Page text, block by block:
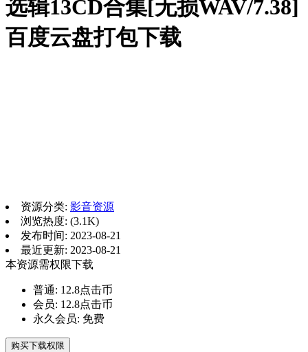
选辑13CD合集[无损WAV/7.38]
百度云盘打包下载
资源分类: 影音资源
浏览热度: (3.1K)
发布时间: 2023-08-21
最近更新: 2023-08-21
本资源需权限下载
普通: 12.8点击币
会员: 12.8点击币
永久会员: 免费
购买下载权限